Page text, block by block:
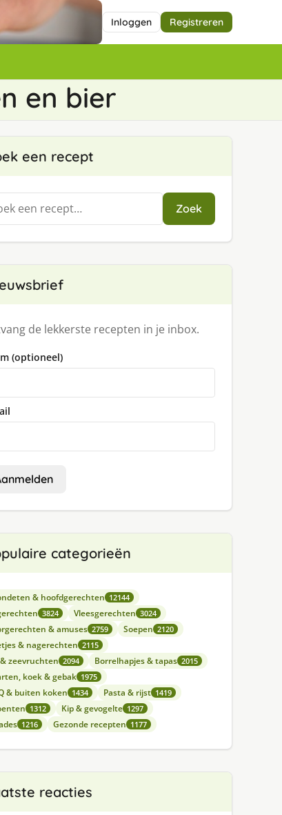
Inloggen Registreren
en bier
een recept
Zoek
de lekkerste recepten in je inbox.
(optioneel)
categorieën
& hoofdgerechten 12144
3824 Vleesgerechten 3024
& amuses 2759 Soepen 2120
& nagerechten 2115
zeevruchten 2094 Borrelhapjes & tapas 2015
koek & gebak 1975
& buiten koken 1434 Pasta & rijst 1419
1312 Kip & gevogelte 1297
1216 Gezonde recepten 1177
reacties